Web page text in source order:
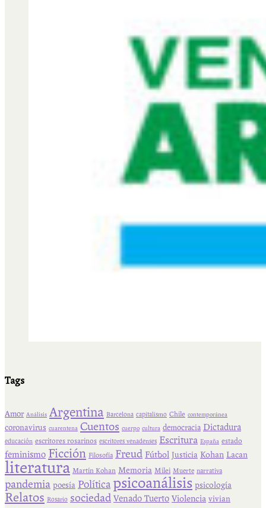
Tags
Amor Análisis Argentina Barcelona capitalismo Chile contemporánea
coronavirus cuarentena Cuentos cuerpo cultura democracia Dictadura
educación escritores rosarinos escritores venadenses Escritura España estado
feminismo Ficción Filosofía Freud Fútbol Justicia Kohan Lacan
literatura Martín Kohan Memoria Milei Muerte narrativa
pandemia poesía Política psicoanálisis psicología
Relatos Rosario sociedad Venado Tuerto Violencia vivian